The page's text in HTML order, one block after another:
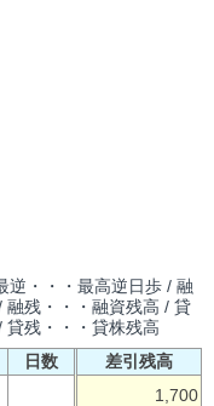
逆・・・最高逆日歩 / 融
融残・・・融資残高 / 貸
貸残・・・貸株残高
日数
差引残高
1,700